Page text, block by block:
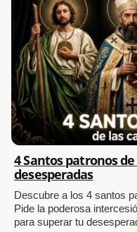
4 Santos patronos
desesperadas
Descubre a los 4 santos
Pide la poderosa
para superar tu